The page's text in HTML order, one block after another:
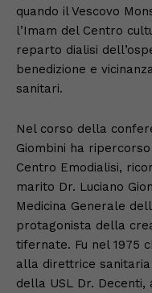
quando il Vescovo
l’Imam del Centro
reparto dialisi
benedizione e
sanitari.
Nel corso della
Giombini ha
Centro Emodialisi,
marito Dr. Luciano
Medicina Generale
protagonista della
tifernate. Fu nel 1975
alla direttrice
della USL Dr.